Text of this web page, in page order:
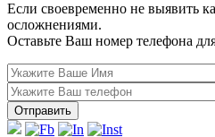
Если своевременно не выявить
осложнениями.
Оставьте Ваш номер телефона